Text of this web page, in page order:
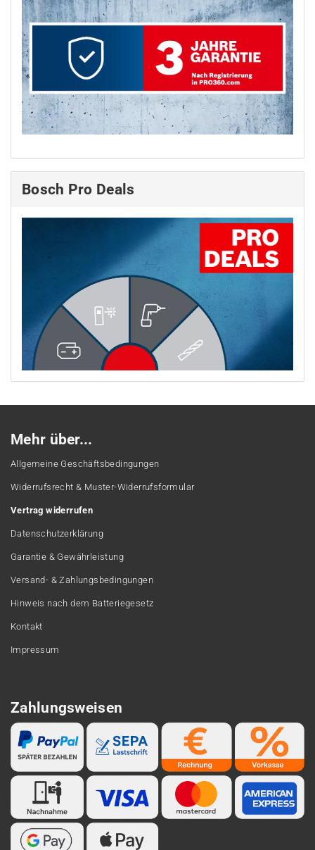
Bosch Pro Deals
Mehr über...
Allgemeine Geschäftsbedingungen
Widerrufsrecht & Muster-Widerrufsformular
Vertrag widerrufen
Datenschutzerklärung
Garantie & Gewährleistung
Versand- & Zahlungsbedingungen
Hinweis nach dem Batteriegesetz
Kontakt
Impressum
Zahlungsweisen